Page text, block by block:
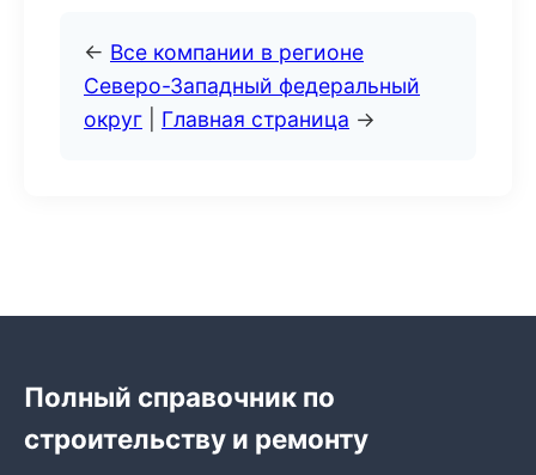
← Все компании в регионе
Северо-Западный федеральный
округ
Главная страница →
Полный справочник по
строительству и ремонту